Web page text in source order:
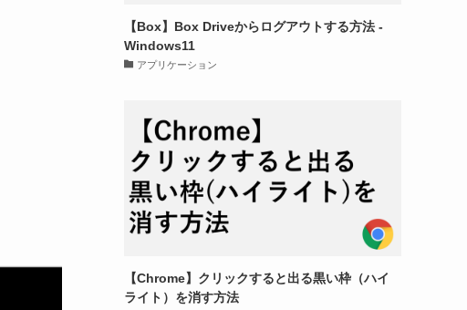
【Box】Box Driveからログアウトする方法 -
Windows11
アプリケーション
【Chrome】クリックすると出る黒い枠（ハイ
ライト）を消す方法